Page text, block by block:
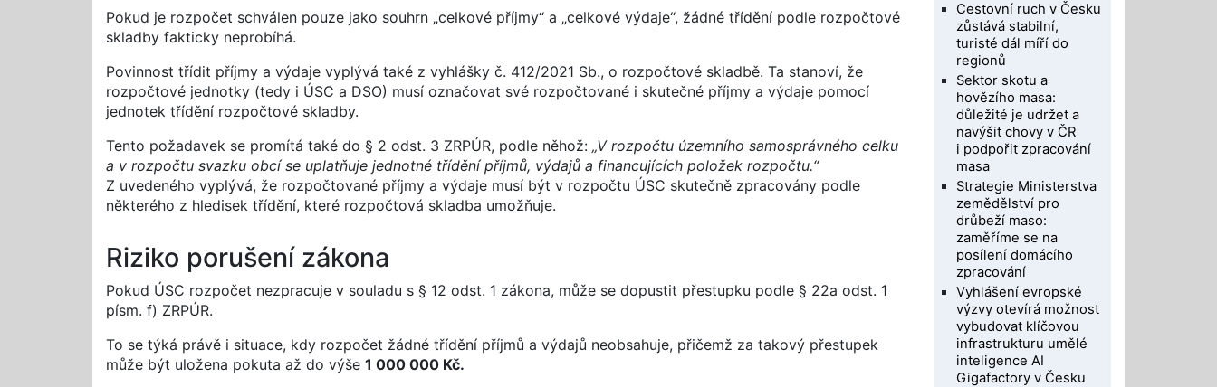
Pokud je rozpočet schválen pouze jako souhrn „celkové příjmy“ a „celkové výdaje“, žádné třídění podle rozpočtové
skladby fakticky neprobíhá.
Povinnost třídit příjmy a výdaje vyplývá také z vyhlášky č. 412/2021 Sb., o rozpočtové skladbě. Ta stanoví, že
rozpočtové jednotky (tedy i ÚSC a DSO) musí označovat své rozpočtované i skutečné příjmy a výdaje pomocí
jednotek třídění rozpočtové skladby.
Tento požadavek se promítá také do § 2 odst. 3 ZRPÚR, podle něhož: „V rozpočtu územního samosprávného celku
a v rozpočtu svazku obcí se uplatňuje jednotné třídění příjmů, výdajů a financujících položek rozpočtu.“
Z uvedeného vyplývá, že rozpočtované příjmy a výdaje musí být v rozpočtu ÚSC skutečně zpracovány podle
některého z hledisek třídění, které rozpočtová skladba umožňuje.
Riziko porušení zákona
Pokud ÚSC rozpočet nezpracuje v souladu s § 12 odst. 1 zákona, může se dopustit přestupku podle § 22a odst. 1
písm. f) ZRPÚR.
To se týká právě i situace, kdy rozpočet žádné třídění příjmů a výdajů neobsahuje, přičemž za takový přestupek
může být uložena pokuta až do výše 1 000 000 Kč.
Cestovní ruch v Česku
zůstává stabilní,
turisté dál míří do
regionů
Sektor skotu a
hovězího masa:
důležité je udržet a
navýšit chovy v ČR
i podpořit zpracování
masa
Strategie Ministerstva
zemědělství pro
drůbeží maso:
zaměříme se na
posílení domácího
zpracování
Vyhlášení evropské
výzvy otevírá možnost
vybudovat klíčovou
infrastrukturu umělé
inteligence AI
Gigafactory v Česku